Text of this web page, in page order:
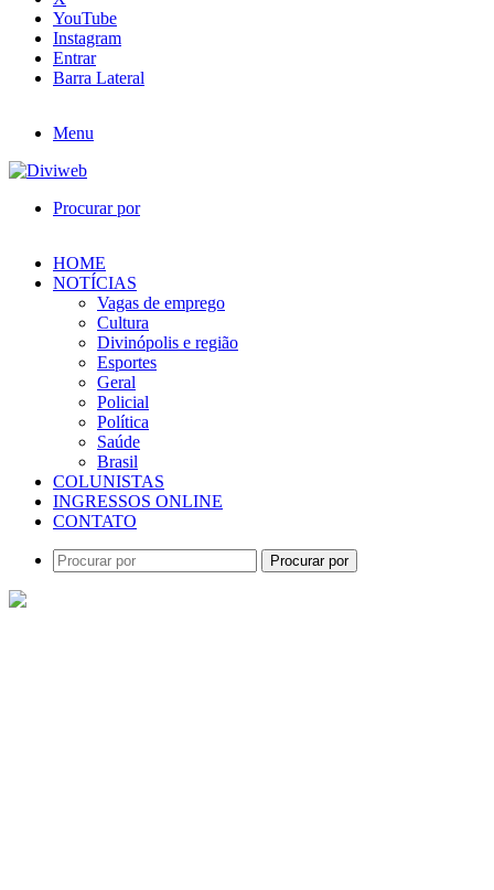
YouTube
Instagram
Entrar
Barra Lateral
Menu
Procurar por
HOME
NOTÍCIAS
Vagas de emprego
Cultura
Divinópolis e região
Esportes
Geral
Policial
Política
Saúde
Brasil
COLUNISTAS
INGRESSOS ONLINE
CONTATO
Procurar por